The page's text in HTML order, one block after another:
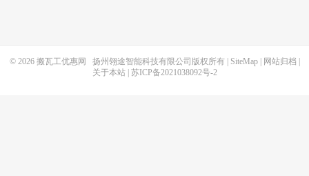
© 2026 搬瓦工优惠网 扬州翎途智能科技有限公司版权所有 | SiteMap| 网站归档
关于本站| 苏ICP备2021038092号-2